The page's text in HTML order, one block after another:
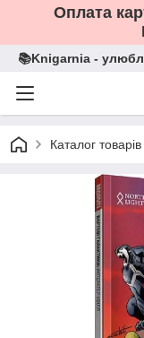
Оплата
📚Knigarnia -
Каталог товарів